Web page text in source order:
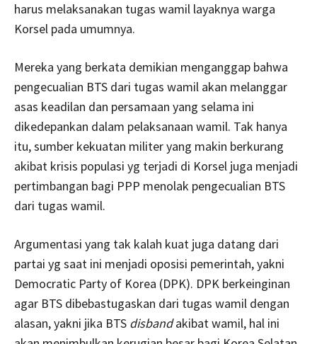
harus melaksanakan tugas wamil layaknya warga
Korsel pada umumnya.
Mereka yang berkata demikian menganggap bahwa
pengecualian BTS dari tugas wamil akan melanggar
asas keadilan dan persamaan yang selama ini
dikedepankan dalam pelaksanaan wamil. Tak hanya
itu, sumber kekuatan militer yang makin berkurang
akibat krisis populasi yg terjadi di Korsel juga menjadi
pertimbangan bagi PPP menolak pengecualian BTS
dari tugas wamil.
Argumentasi yang tak kalah kuat juga datang dari
partai yg saat ini menjadi oposisi pemerintah, yakni
Democratic Party of Korea (DPK). DPK berkeinginan
agar BTS dibebastugaskan dari tugas wamil dengan
alasan, yakni jika BTS disbandakibat wamil, hal ini